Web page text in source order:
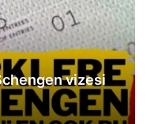
vizesi